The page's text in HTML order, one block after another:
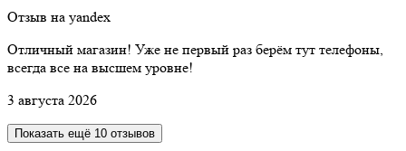
Отзыв на yandex
Отличный магазин! Уже не первый раз берём тут телефоны,
всегда все на высшем уровне!
3 августа 2026
Показать ещё 10 отзывов